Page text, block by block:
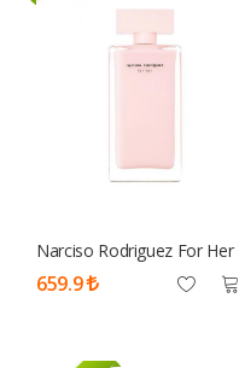
Narciso Rodriguez For Her
Edp 100 ML Tester Parfüm
Kadın
659.9